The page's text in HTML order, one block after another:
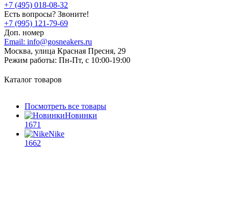
+7 (495) 018-08-32
Есть вопросы? Звоните!
+7 (995) 121-79-69
Доп. номер
Email: info@gosneakers.ru
Москва, улица Красная Пресня, 29
Режим работы: Пн-Пт, с 10:00-19:00
Каталог товаров
Посмотреть все товары
Новинки
1671
Nike
1662